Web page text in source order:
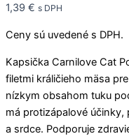
1,39 € s DPH
Ceny sú uvedené s DPH.
Kapsička Carnilove Cat
filetmi králičieho mäsa
nízkym obsahom tuku
má protizápalové
a srdce. Podporuje